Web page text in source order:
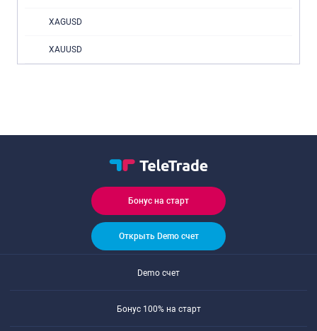
XAGUSD
XAUUSD
Бонус на старт
Открыть Demo счет
Demo счет
Бонус 100% на старт